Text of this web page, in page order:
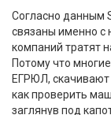
Согласно данным
связаны именно с
компаний тратят
Потому что
ЕГРЮЛ, скачивают
как проверить
заглянув под